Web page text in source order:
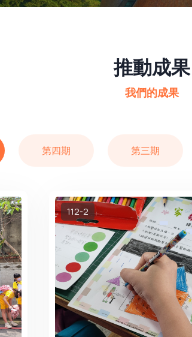
推動成果
我們的成果
第四期 第三期
112-2